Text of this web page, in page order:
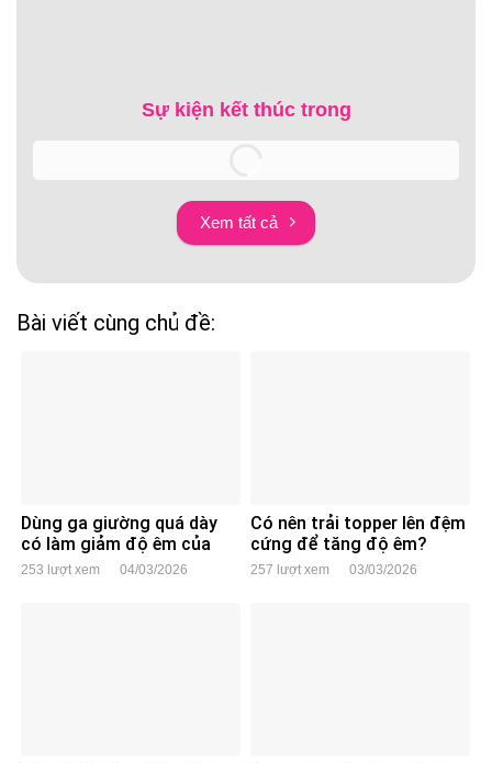
Sự kiện kết thúc trong
Xem tất cả
Bài viết cùng chủ đề:
Dùng ga giường quá dày
có làm giảm độ êm của
đệm không?
253 lượt xem 04/03/2026
Có nên trải topper lên đệm
cứng để tăng độ êm?
257 lượt xem 03/03/2026